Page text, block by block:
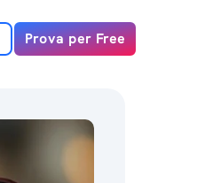
Prova per Free